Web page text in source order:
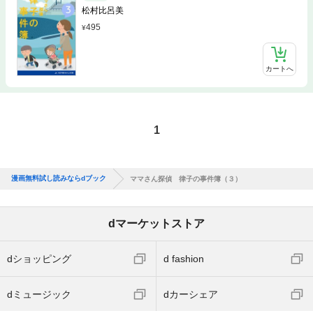
松村比呂美
495
カートへ
1
漫画無料試し読みならdブック ママさん探偵 律子の事件簿（３）
dマーケットストア
dショッピング d fashion
dミュージック dカーシェア